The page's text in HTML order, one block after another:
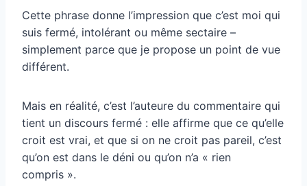
Cette phrase donne l’impression que c’est moi qui
suis fermé, intolérant ou même sectaire –
simplement parce que je propose un point de vue
différent.
Mais en réalité, c’est l’auteure du commentaire qui
tient un discours fermé : elle affirme que ce qu’elle
croit est vrai, et que si on ne croit pas pareil, c’est
qu’on est dans le déni ou qu’on n’a « rien
compris ».